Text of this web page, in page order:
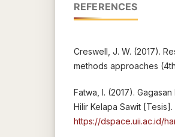
REFERENCES
Creswell, J. W. (2017).
methods approaches
Fatwa, I. (2017).
Hilir Kelapa Sawit
https://dspace.uii.ac.id/